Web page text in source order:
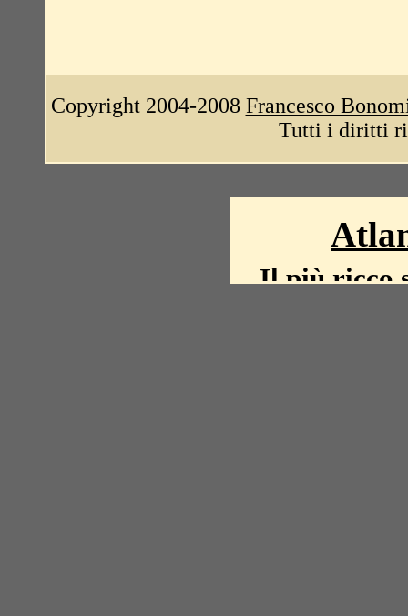
Copyright 2004-2008 Francesco
Tutti i diritti
Il più ricco